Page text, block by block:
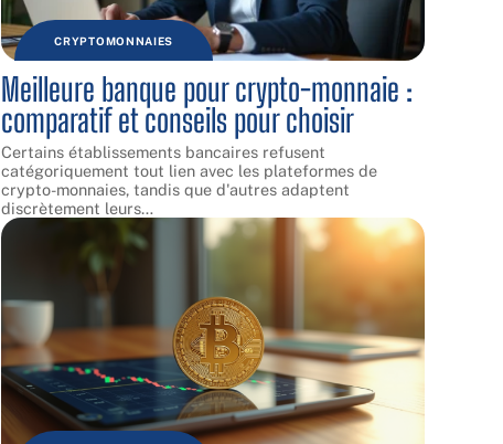
CRYPTOMONNAIES
Meilleure banque pour crypto-monnaie :
comparatif et conseils pour choisir
Certains établissements bancaires refusent
catégoriquement tout lien avec les plateformes de
crypto-monnaies, tandis que d'autres adaptent
discrètement leurs…